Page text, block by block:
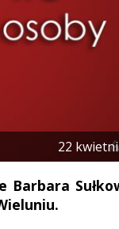
22
Barbara